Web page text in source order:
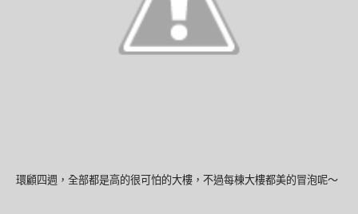
環顧四週，全部都是高的很可怕的大樓，不過每棟大樓都美的冒泡呢～